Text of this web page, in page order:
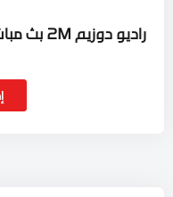
راديو دوزيم 2M بث مباشر